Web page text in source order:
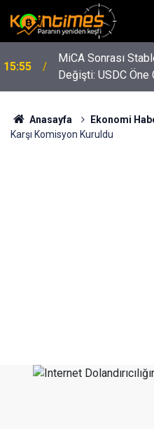
15:55
MiCA Sonrası
Değişti: USDC Öne
Anasayfa Ekonomi
Karşı Komisyon Kuruldu